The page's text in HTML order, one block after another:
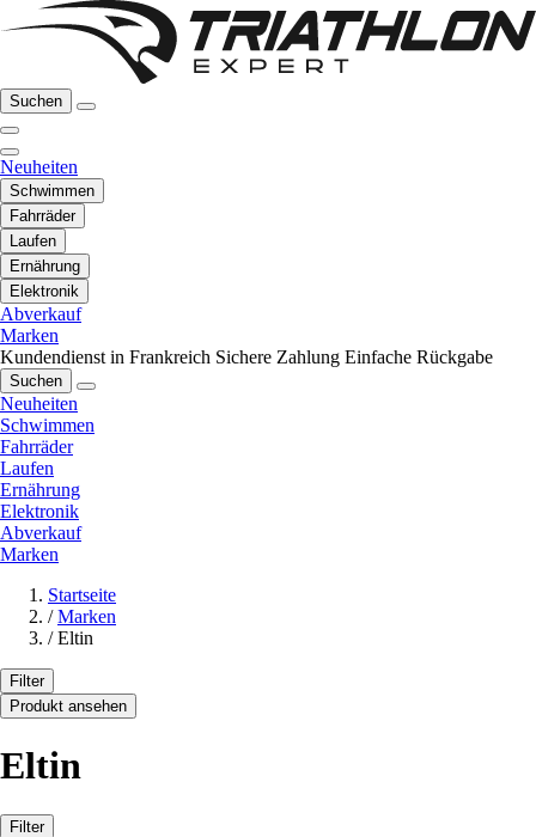
Suchen
Neuheiten
Schwimmen
Fahrräder
Laufen
Ernährung
Elektronik
Abverkauf
Marken
Kundendienst in Frankreich Sichere Zahlung Einfache Rückgabe
Suchen
Neuheiten
Schwimmen
Fahrräder
Laufen
Ernährung
Elektronik
Abverkauf
Marken
Startseite
/ Marken
/ Eltin
Filter
Produkt ansehen
Eltin
Filter